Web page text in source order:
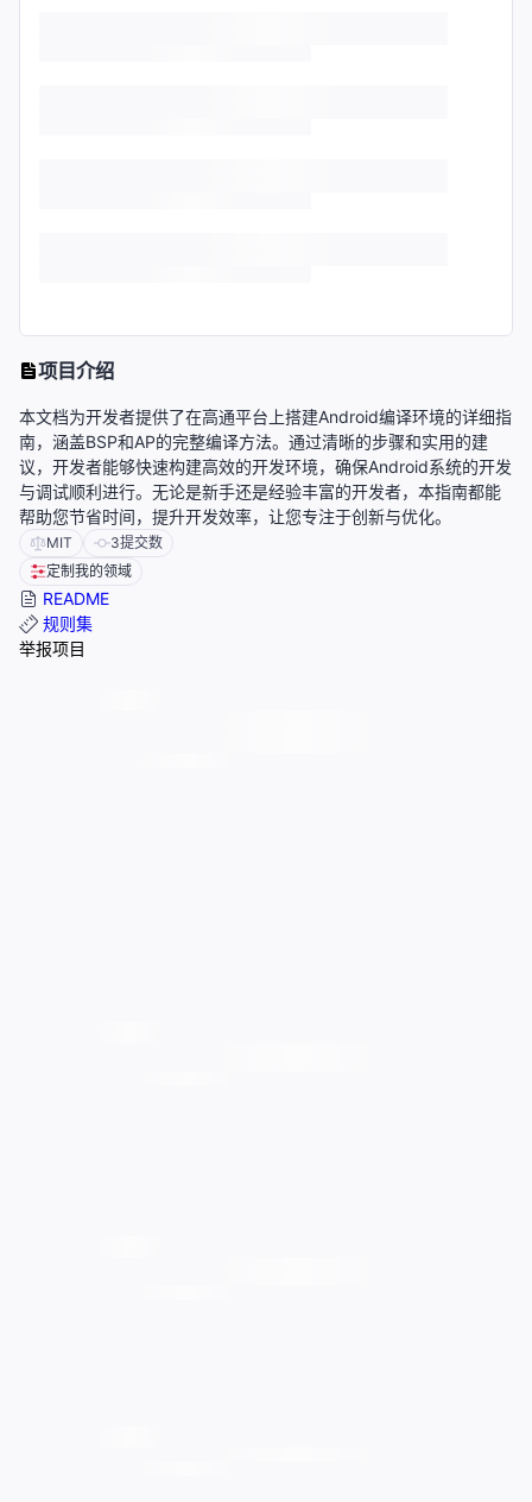
项目介绍
本文档为开发者提供了在高通平台上搭建Android编译环境的详细指
南，涵盖BSP和AP的完整编译方法。通过清晰的步骤和实用的建
议，开发者能够快速构建高效的开发环境，确保Android系统的开发
与调试顺利进行。无论是新手还是经验丰富的开发者，本指南都能
帮助您节省时间，提升开发效率，让您专注于创新与优化。
MIT 3提交数
定制我的领域
README
规则集
举报项目